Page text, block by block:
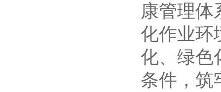
康管理体
化作业环
化、绿色
条件，筑